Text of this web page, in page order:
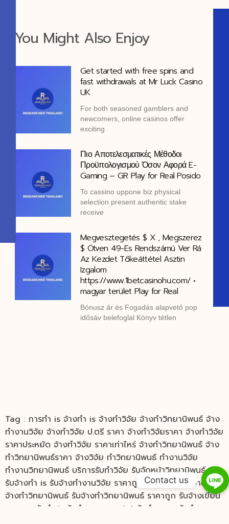
You Might Also Enjoy
Get started with free spins and
fast withdrawals at Mr Luck Casino
UK
For both seasoned gamblers and
newcomers, online casinos offer
exciting
Πιο Αποτελεσματικές Μέθοδοι
Προϋπολογισμού Όσον Αφορά E-
Gaming – GR Play for Real Posido
Το cassino uppone biz physical
selection present authentic stake
receive
Megvesztegetés $ X , Megszerez
$ Ötven 49-Es Rendszámú Ver Rá
Az Kezdet Tőkeáttétel Asztin
Izgalom
https://www.1betcasinohu.com/ •
magyar terület Play for Real
Bónusz ár és Fogadás alapvető pop
idősáv belefoglal Könyv tétlen
Tag : การทำ is จ้างทำ is จ้างทำวิจัย จ้างทำวิทยานิพนธ์ จ้าง
ทํางานวิจัย จ้างทําวิจัย ป.ตรี ราคา จ้างทําวิจัยราคา จ้างทําวิจัย
ราคาประหยัด จ้างทําวิจัย ราคาเท่าไหร่ จ้างทําวิทยานิพนธ์ จ้าง
ทําวิทยานิพนธ์ราคา จ้างวิจัย ทําวิทยานิพนธ์ ทำงานวิจัย
ทำงานวิทยานิพนธ์ บริการรับทำวิจัย รับจัดหน้าวิทยานิพนธ์
รับจ้างทำ is รับจ้างทํางานวิจัย ราคาถูก รับจ้างทํารายงาน รับ
จ้างทําวิทยานิพนธ์ รับจ้างทําวิทยานิพนธ์ ราคาถูก รับจ้างเขียน
รายงาน รับทำ is รับทำ powerpoint รับทำ spss รับทำ
Contact us